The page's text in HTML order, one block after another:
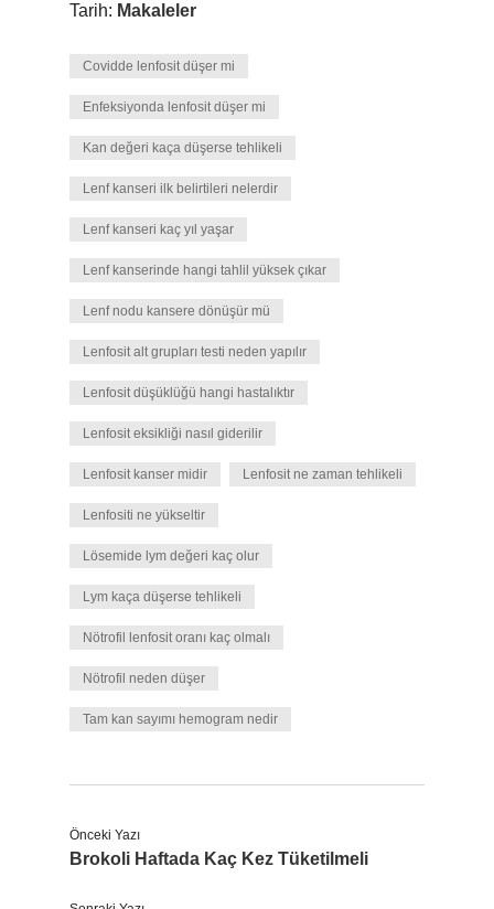
Tarih: Makaleler
Covidde lenfosit düşer mi
Enfeksiyonda lenfosit düşer mi
Kan değeri kaça düşerse tehlikeli
Lenf kanseri ilk belirtileri nelerdir
Lenf kanseri kaç yıl yaşar
Lenf kanserinde hangi tahlil yüksek çıkar
Lenf nodu kansere dönüşür mü
Lenfosit alt grupları testi neden yapılır
Lenfosit düşüklüğü hangi hastalıktır
Lenfosit eksikliği nasıl giderilir
Lenfosit kanser midir Lenfosit ne zaman tehlikeli
Lenfositi ne yükseltir
Lösemide lym değeri kaç olur
Lym kaça düşerse tehlikeli
Nötrofil lenfosit oranı kaç olmalı
Nötrofil neden düşer
Tam kan sayımı hemogram nedir
Önceki Yazı
Brokoli Haftada Kaç Kez Tüketilmeli